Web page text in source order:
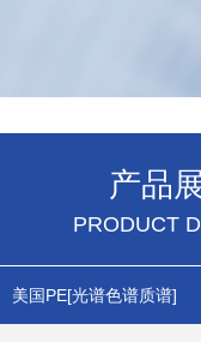
产品
PRODUCT
美国PE[光谱色谱质谱]